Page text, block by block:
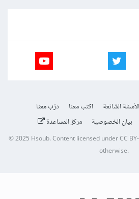
الأسئلة الشائعة اكتب معنا
درّب معنا
بيان الخصوصية مركز المساعدة
© 2025Hsoub.Content licensed underCC
otherwise.